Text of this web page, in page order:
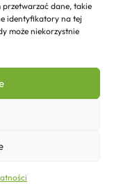
dane, takie
identyfikatory na tej
może niekorzystnie